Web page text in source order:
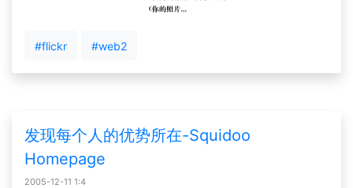
#flickr #web2
发现每个人的优势所在-Squidoo
Homepage
2005-12-11 1:4